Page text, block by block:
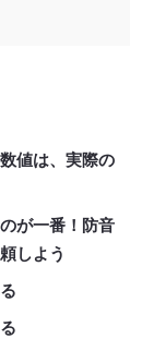
値は、実際の
が一番！防音
しよう